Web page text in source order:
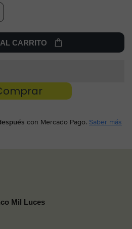
CARRITO
con Mercado Pago. Saber más
Mil Luces